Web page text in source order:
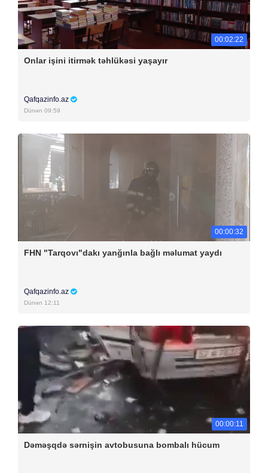
00:02:22
Onlar işini itirmək təhlükəsi yaşayır
Qafqazinfo.az
Dünən 09:59
00:00:32
FHN "Tarqovı"dakı yanğınla bağlı məlumat yaydı
Qafqazinfo.az
Dünən 12:11
00:00:11
Dəməşqdə sərnişin avtobusuna bombalı hücum